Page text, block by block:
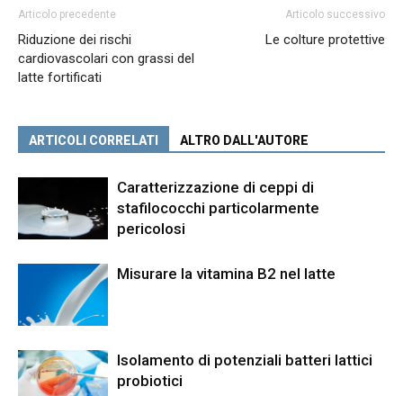
Articolo precedente
Riduzione dei rischi
cardiovascolari con grassi del
latte fortificati
Articolo successivo
Le colture protettive
ARTICOLI CORRELATI ALTRO DALL'AUTORE
Caratterizzazione di ceppi di
stafilococchi particolarmente
pericolosi
Misurare la vitamina B2 nel latte
Isolamento di potenziali batteri lattici
probiotici